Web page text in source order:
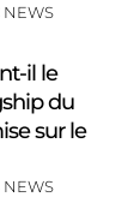
NEWS
il le
du
sur le
NEWS